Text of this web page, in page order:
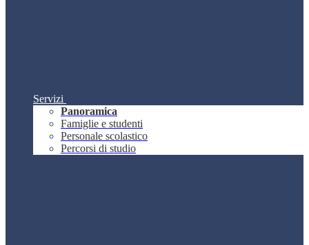
Servizi
Panoramica
Famiglie e studenti
Personale scolastico
Percorsi di studio